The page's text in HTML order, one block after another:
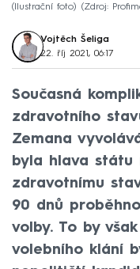
(Ilustrační foto)
Zdroj:
Vojtěch Šeliga
22. říj 2021, 06:17
Současná
zdravotního
Zemana
byla hlava státu
zdravotnímu
90 dnů
volby. To by
volebního klání